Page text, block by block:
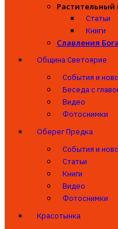
Растительный
Статьи
Книги
Славления
Община Светоярие
События и
Беседа с
Видео
Фотоснимки
Оберег Предка
События и
Статьи
Книги
Видео
Фотоснимки
Красотынка